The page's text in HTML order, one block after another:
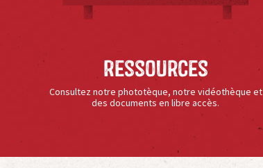
Ressources
Consultez notre phototèque, notre vidéothèque et
des documents en libre accès.